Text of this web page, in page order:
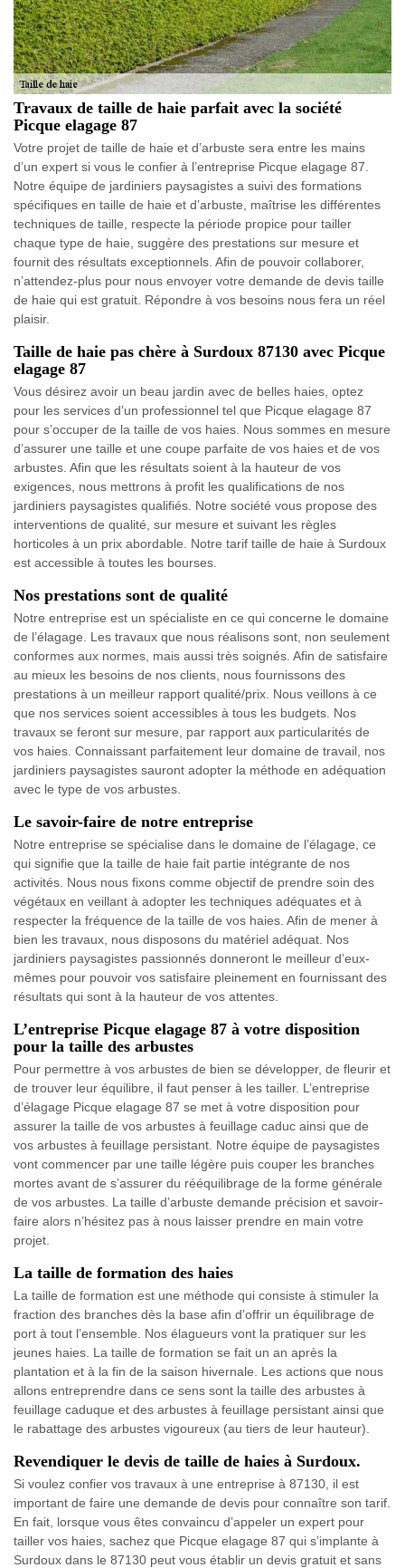
Travaux de taille de haie parfait avec la société
Picque elagage 87
Votre projet de taille de haie et d’arbuste sera entre les mains
d’un expert si vous le confier à l’entreprise Picque elagage 87.
Notre équipe de jardiniers paysagistes a suivi des formations
spécifiques en taille de haie et d’arbuste, maîtrise les différentes
techniques de taille, respecte la période propice pour tailler
chaque type de haie, suggère des prestations sur mesure et
fournit des résultats exceptionnels. Afin de pouvoir collaborer,
n’attendez-plus pour nous envoyer votre demande de devis taille
de haie qui est gratuit. Répondre à vos besoins nous fera un réel
plaisir.
Taille de haie pas chère à Surdoux 87130 avec Picque
elagage 87
Vous désirez avoir un beau jardin avec de belles haies, optez
pour les services d’un professionnel tel que Picque elagage 87
pour s’occuper de la taille de vos haies. Nous sommes en mesure
d’assurer une taille et une coupe parfaite de vos haies et de vos
arbustes. Afin que les résultats soient à la hauteur de vos
exigences, nous mettrons à profit les qualifications de nos
jardiniers paysagistes qualifiés. Notre société vous propose des
interventions de qualité, sur mesure et suivant les règles
horticoles à un prix abordable. Notre tarif taille de haie à Surdoux
est accessible à toutes les bourses.
Nos prestations sont de qualité
Notre entreprise est un spécialiste en ce qui concerne le domaine
de l’élagage. Les travaux que nous réalisons sont, non seulement
conformes aux normes, mais aussi très soignés. Afin de satisfaire
au mieux les besoins de nos clients, nous fournissons des
prestations à un meilleur rapport qualité/prix. Nous veillons à ce
que nos services soient accessibles à tous les budgets. Nos
travaux se feront sur mesure, par rapport aux particularités de
vos haies. Connaissant parfaitement leur domaine de travail, nos
jardiniers paysagistes sauront adopter la méthode en adéquation
avec le type de vos arbustes.
Le savoir-faire de notre entreprise
Notre entreprise se spécialise dans le domaine de l’élagage, ce
qui signifie que la taille de haie fait partie intégrante de nos
activités. Nous nous fixons comme objectif de prendre soin des
végétaux en veillant à adopter les techniques adéquates et à
respecter la fréquence de la taille de vos haies. Afin de mener à
bien les travaux, nous disposons du matériel adéquat. Nos
jardiniers paysagistes passionnés donneront le meilleur d’eux-
mêmes pour pouvoir vos satisfaire pleinement en fournissant des
résultats qui sont à la hauteur de vos attentes.
L’entreprise Picque elagage 87 à votre disposition
pour la taille des arbustes
Pour permettre à vos arbustes de bien se développer, de fleurir et
de trouver leur équilibre, il faut penser à les tailler. L’entreprise
d’élagage Picque elagage 87 se met à votre disposition pour
assurer la taille de vos arbustes à feuillage caduc ainsi que de
vos arbustes à feuillage persistant. Notre équipe de paysagistes
vont commencer par une taille légère puis couper les branches
mortes avant de s’assurer du rééquilibrage de la forme générale
de vos arbustes. La taille d’arbuste demande précision et savoir-
faire alors n’hésitez pas à nous laisser prendre en main votre
projet.
La taille de formation des haies
La taille de formation est une méthode qui consiste à stimuler la
fraction des branches dès la base afin d’offrir un équilibrage de
port à tout l’ensemble. Nos élagueurs vont la pratiquer sur les
jeunes haies. La taille de formation se fait un an après la
plantation et à la fin de la saison hivernale. Les actions que nous
allons entreprendre dans ce sens sont la taille des arbustes à
feuillage caduque et des arbustes à feuillage persistant ainsi que
le rabattage des arbustes vigoureux (au tiers de leur hauteur).
Revendiquer le devis de taille de haies à Surdoux.
Si voulez confier vos travaux à une entreprise à 87130, il est
important de faire une demande de devis pour connaître son tarif.
En fait, lorsque vous êtes convaincu d’appeler un expert pour
tailler vos haies, sachez que Picque elagage 87 qui s’implante à
Surdoux dans le 87130 peut vous établir un devis gratuit et sans